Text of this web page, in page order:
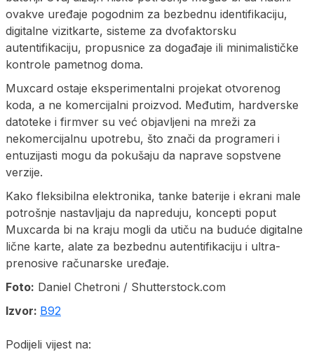
ovakve uređaje pogodnim za bezbednu identifikaciju,
digitalne vizitkarte, sisteme za dvofaktorsku
autentifikaciju, propusnice za događaje ili minimalističke
kontrole pametnog doma.
Muxcard ostaje eksperimentalni projekat otvorenog
koda, a ne komercijalni proizvod. Međutim, hardverske
datoteke i firmver su već objavljeni na mreži za
nekomercijalnu upotrebu, što znači da programeri i
entuzijasti mogu da pokušaju da naprave sopstvene
verzije.
Kako fleksibilna elektronika, tanke baterije i ekrani male
potrošnje nastavljaju da napreduju, koncepti poput
Muxcarda bi na kraju mogli da utiču na buduće digitalne
lične karte, alate za bezbednu autentifikaciju i ultra-
prenosive računarske uređaje.
Foto: Daniel Chetroni / Shutterstock.com
Izvor: B92
Podijeli vijest na: